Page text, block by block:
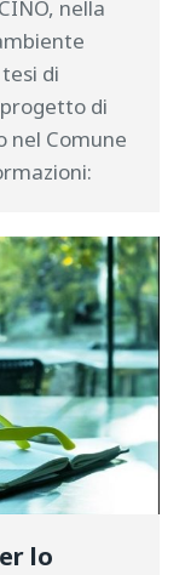
nella
di
di
nel Comune
lo